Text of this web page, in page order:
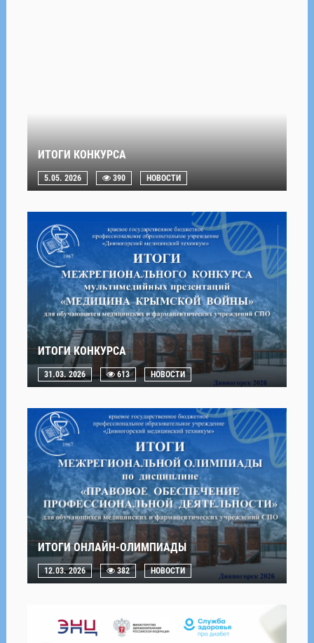
ИТОГИ КОНКУРСА
5.05. 2026 390 НОВОСТИ
ИТОГИ КОНКУРСА
31.03. 2026 613 НОВОСТИ
ИТОГИ ОНЛАЙН-ОЛИМПИАДЫ
12.03. 2026 382 НОВОСТИ